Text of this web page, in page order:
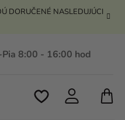
DORUČENÉ NASLEDUJÚCI